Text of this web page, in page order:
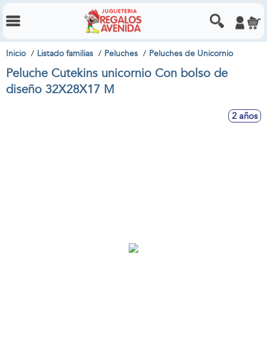
Inicio Listado familias Peluches Peluches de Unicornio
Peluche Cutekins unicornio Con bolso de
diseño 32X28X17 M
2 años